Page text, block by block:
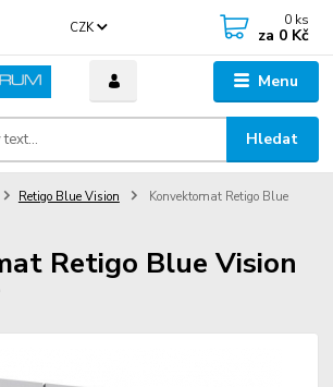
Menu
CZK
Hledat
0 ks
za 0 Kč
Retigo Blue Vision
Konvektomat Retigo Blue
Retigo Blue Vision